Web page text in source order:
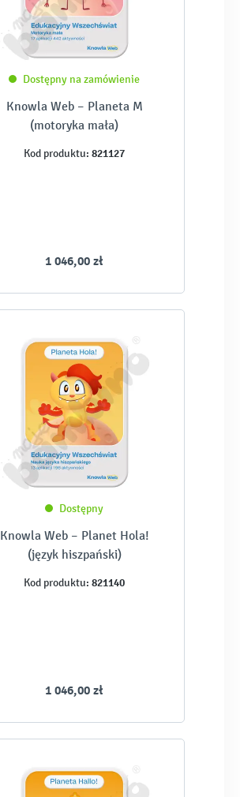
Dostępny na zamówienie
Knowla Web – Planeta M
(motoryka mała)
Kod produktu: 821127
1 046,00 zł
Dostępny
Knowla Web – Planet Hola!
(język hiszpański)
Kod produktu: 821140
1 046,00 zł